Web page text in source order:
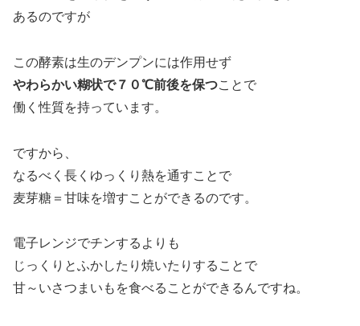
あるのですが
この酵素は生のデンプンには作用せず
やわらかい糊状で７０℃前後を保つことで
働く性質を持っています。
ですから、
なるべく長くゆっくり熱を通すことで
麦芽糖＝甘味を増すことができるのです。
電子レンジでチンするよりも
じっくりとふかしたり焼いたりすることで
甘～いさつまいもを食べることができるんですね。